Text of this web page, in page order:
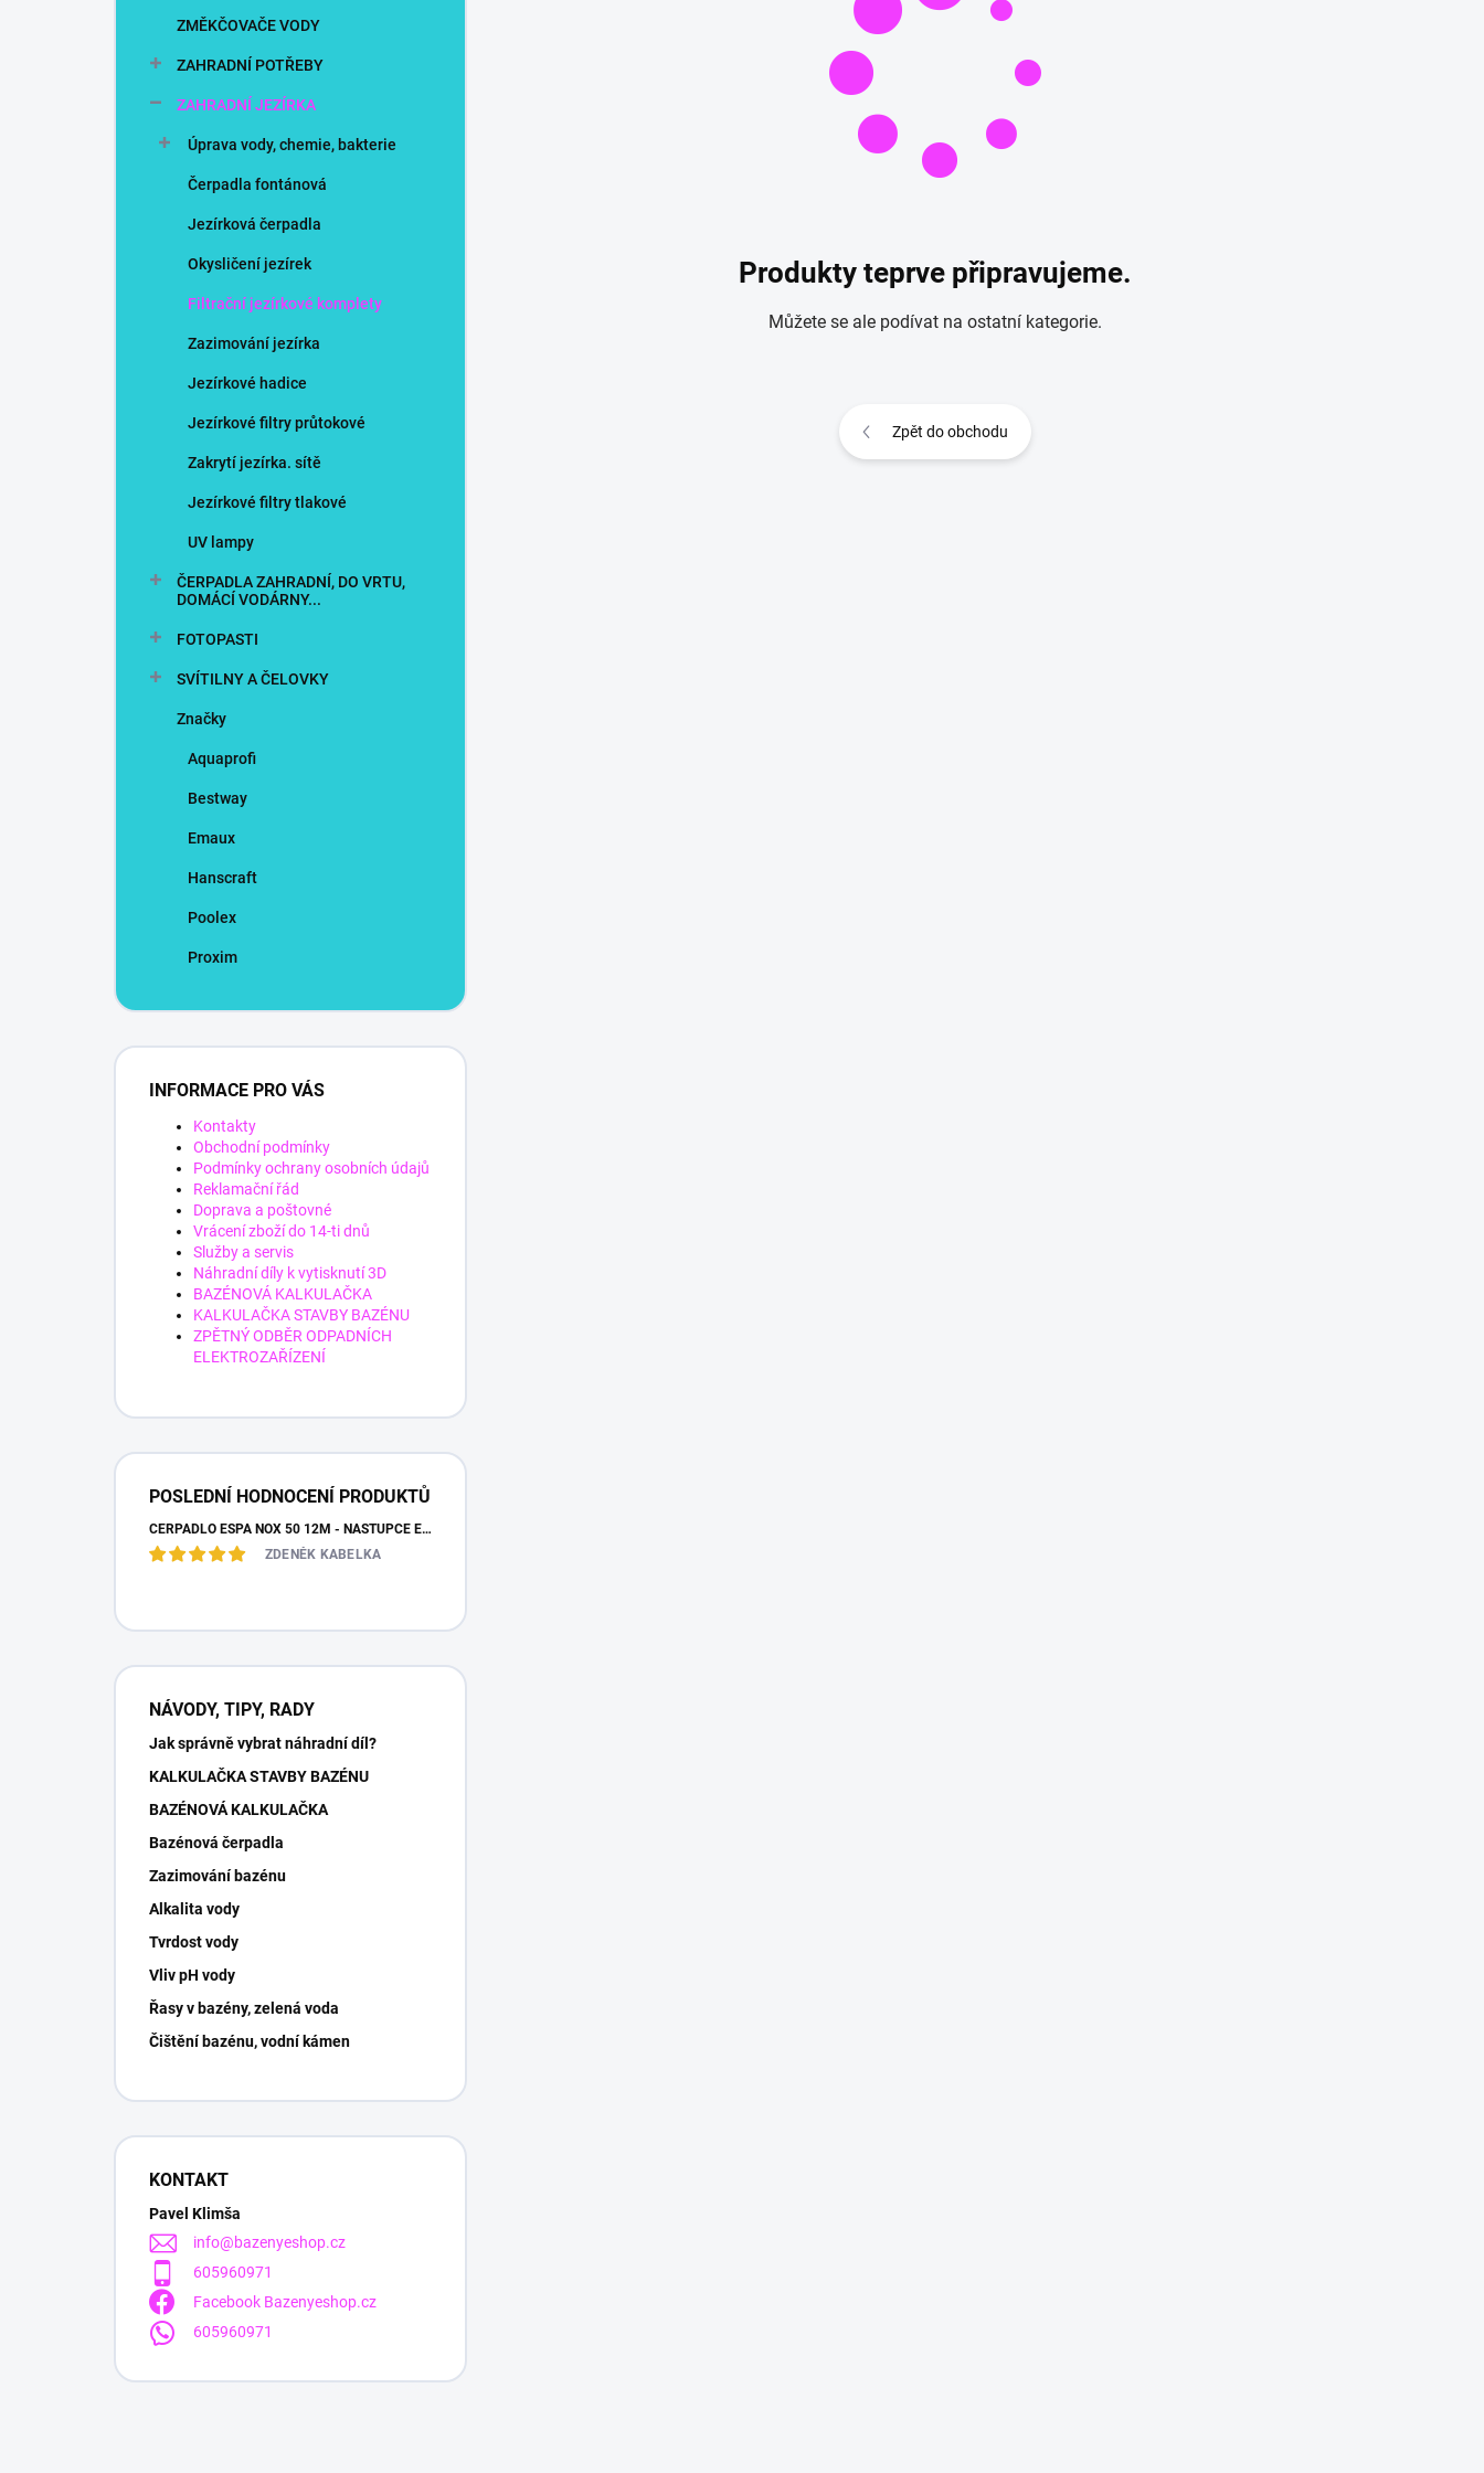
ZMĚKČOVAČE VODY
ZAHRADNÍ POTŘEBY
ZAHRADNÍ JEZÍRKA
Úprava vody, chemie, bakterie
Čerpadla fontánová
Jezírková čerpadla
Okysličení jezírek
Filtrační jezírkové komplety
Zazimování jezírka
Jezírkové hadice
Jezírkové filtry průtokové
Zakrytí jezírka. sítě
Jezírkové filtry tlakové
UV lampy
ČERPADLA ZAHRADNÍ, DO VRTU,
DOMÁCÍ VODÁRNY...
FOTOPASTI
SVÍTILNY A ČELOVKY
Značky
Aquaprofi
Bestway
Emaux
Hanscraft
Poolex
Proxim
INFORMACE PRO VÁS
Kontakty
Obchodní podmínky
Podmínky ochrany osobních údajů
Reklamační řád
Doprava a poštovné
Vrácení zboží do 14-ti dnů
Služby a servis
Náhradní díly k vytisknutí 3D
BAZÉNOVÁ KALKULAČKA
KALKULAČKA STAVBY BAZÉNU
ZPĚTNÝ ODBĚR ODPADNÍCH
ELEKTROZAŘÍZENÍ
POSLEDNÍ HODNOCENÍ PRODUKTŮ
ČERPADLO ESPA NOX 50 12M - NÁSTUPCE ESPA IRIS
ZDENĚK KABELKA
NÁVODY, TIPY, RADY
Jak správně vybrat náhradní díl?
KALKULAČKA STAVBY BAZÉNU
BAZÉNOVÁ KALKULAČKA
Bazénová čerpadla
Zazimování bazénu
Alkalita vody
Tvrdost vody
Vliv pH vody
Řasy v bazény, zelená voda
Čištění bazénu, vodní kámen
KONTAKT
Pavel Klimša
info@bazenyeshop.cz
605960971
Facebook Bazenyeshop.cz
605960971
Produkty teprve připravujeme.
Můžete se ale podívat na ostatní kategorie.
Zpět do obchodu